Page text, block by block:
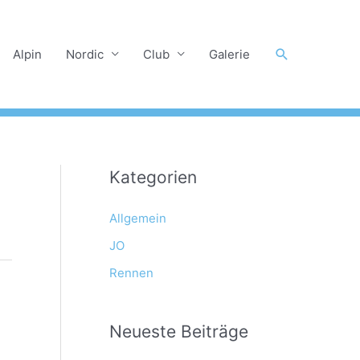
Alpin Nordic Club Galerie Suchen
Kategorien
Allgemein
JO
Rennen
Neueste Beiträge